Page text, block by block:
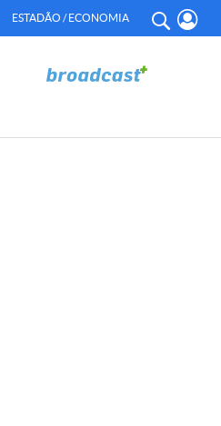
ESTADÃO / ECONOMIA